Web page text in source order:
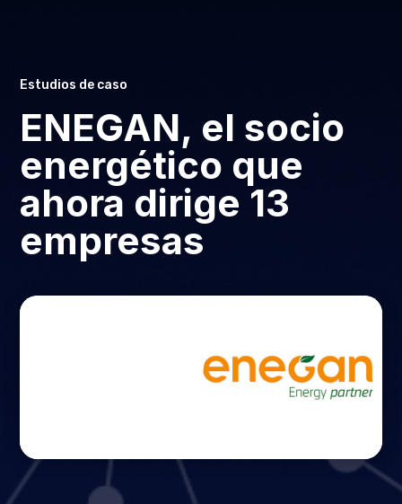
Estudios de caso
ENEGAN, el socio
energético que
ahora dirige 13
empresas